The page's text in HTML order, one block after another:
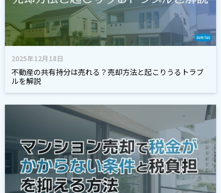
2025年12月18日
不動産の共有持分は売れる？売却方法と起こりうるトラブ
ルを解説